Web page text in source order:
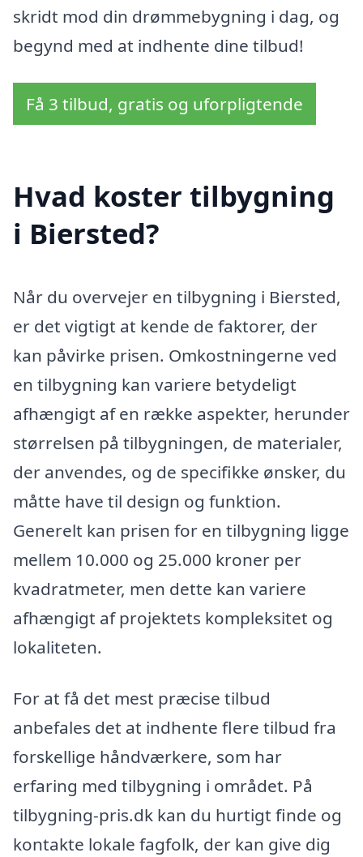
skridt mod din drømmebygning i dag, og
begynd med at indhente dine tilbud!
Få 3 tilbud, gratis og uforpligtende
Hvad koster tilbygning
i Biersted?
Når du overvejer en tilbygning i Biersted,
er det vigtigt at kende de faktorer, der
kan påvirke prisen. Omkostningerne ved
en tilbygning kan variere betydeligt
afhængigt af en række aspekter, herunder
størrelsen på tilbygningen, de materialer,
der anvendes, og de specifikke ønsker, du
måtte have til design og funktion.
Generelt kan prisen for en tilbygning ligge
mellem 10.000 og 25.000 kroner per
kvadratmeter, men dette kan variere
afhængigt af projektets kompleksitet og
lokaliteten.
For at få det mest præcise tilbud
anbefales det at indhente flere tilbud fra
forskellige håndværkere, som har
erfaring med tilbygning i området. På
tilbygning-pris.dk kan du hurtigt finde og
kontakte lokale fagfolk, der kan give dig